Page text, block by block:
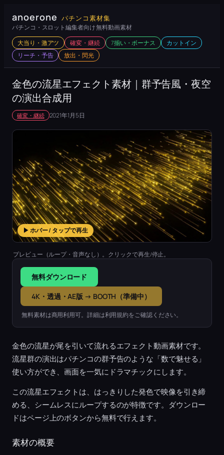
容
ス
キ
プ
anoerone パチンコ素材集
パチンコ・スロット編集者向け 無料動画素材
大当り・激アツ 確変・継続 7揃い・ボーナス
カットイン
リーチ・予告
放出・閃光
金色の流星エフェクト素材｜群予告風・夜空
の演出合成用
確変・継続 2021年1月5日
▶ ホバー / タップで再生
プレビュー（ループ・音声なし）。クリックで再生/停止。
無料ダウンロード
4K・透過・AE版 → BOOTH（準備中）
無料素材は商用利用可。詳細は利用規約をご確認ください。
金色の流星が尾を引いて流れるエフェクト動画素材です。
流星群の演出はパチンコの群予告のような「数で魅せる」
使い方ができ、画面を一気にドラマチックにします。
この流星エフェクトは、はっきりした発色で映像を引き締
める、シームレスにループするのが特徴です。ダウンロー
ドはページ上のボタンから無料で行えます。
素材の概要